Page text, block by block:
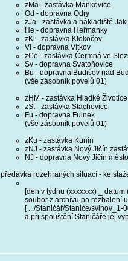
zMa - zastávka Mankovice
Od - dopravna Odry
zJa - zastávka a nákladiště
He - dopravna Heřmánky
zKl - zastávka Klokočov
Vi - dopravna Vítkov
zCe - zastávka Čermná ve
Sv - dopravna Svatoňovice
Bu - dopravna Budišov nad
(vše zásobník povelů 01)
zHM - zastávka Hladké
zSt - zastávka Stachovice
Fu - dopravna Fulnek
(vše zásobník povelů 01)
zKu - zastávka Kunín
zNJ - zastávka Nový Jičín
NJ - dopravna Nový Jičín město
předávka rozehraných situací - ke
[den v týdnu (xxxxxxx) _
soubor z archívu po rozbalení
[ .../Staničář/Stanice/svinov_1-
a při spouštění Staničáře jej